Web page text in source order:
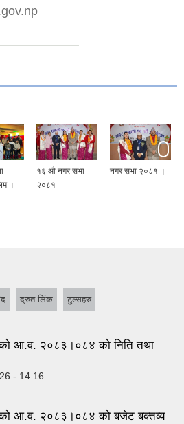
।
१६ औ नगर सभा
२०८१
नगर सभा २०८१ ।
द्रुत लिंक टुल्सहरु
आ.व. २०८३।०८४ को निति तथा
- 14:16
आ.व. २०८३।०८४ को बजेट बक्तव्य